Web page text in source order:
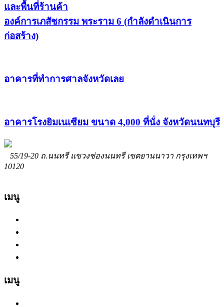
และพื้นที่ร้านค้า
องค์การเภสัชกรรม พระราม 6 (กำลังดำเนินการ
ก่อสร้าง)
อาคารที่ทำการศาลจังหวัดเลย
อาคารโรงยิมเนเซียม ขนาด 4,000 ที่นั่ง จังหวัดนนทบุรี
55/19-20 ถ.นนทรี แขวงช่องนนทรี เขตยานนาวา กรุงเทพฯ
10120
เมนู
เมนู